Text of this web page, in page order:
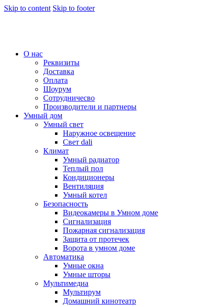
Skip to content Skip to footer
О нас
Реквизиты
Доставка
Оплата
Шоурум
Сотрудничесво
Производители и партнеры
Умный дом
Умный свет
Наружное освещение
Свет dali
Климат
Умный радиатор
Теплый пол
Кондиционеры
Вентиляция
Умный котел
Безопасность
Видеокамеры в Умном доме
Сигнализация
Пожарная сигнализация
Защита от протечек
Ворота в умном доме
Автоматика
Умные окна
Умные шторы
Мультимедиа
Мультирум
Домашний кинотеатр